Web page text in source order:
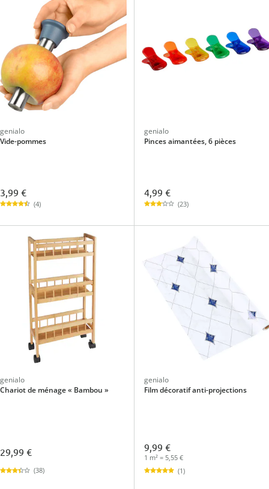
genialo
Vide-pommes
3,99 €
(4)
genialo
Pinces aimantées, 6 pièces
4,99 €
(23)
genialo
Chariot de ménage « Bambou »
29,99 €
(38)
genialo
Film décoratif anti-projections
9,99 €
1 m² = 5,55 €
(1)